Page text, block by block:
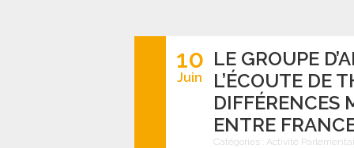
10
Juin
LE GROUPE
L’ÉCOUTE DE
DIFFÉRENCES
ENTRE
Catégories : Activité